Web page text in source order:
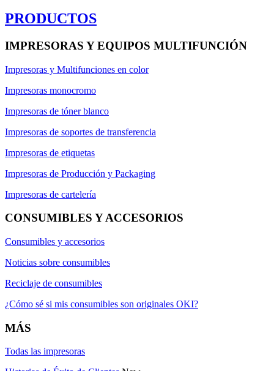
PRODUCTOS
IMPRESORAS Y EQUIPOS MULTIFUNCIÓN
Impresoras y Multifunciones en color
Impresoras monocromo
Impresoras de tóner blanco
Impresoras de soportes de transferencia
Impresoras de etiquetas
Impresoras de Producción y Packaging
Impresoras de cartelería
CONSUMIBLES Y ACCESORIOS
Consumibles y accesorios
Noticias sobre consumibles
Reciclaje de consumibles
¿Cómo sé si mis consumibles son originales OKI?
MÁS
Todas las impresoras